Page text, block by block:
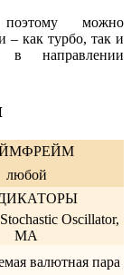
можно
– как турбо, так и
в направлении
любой
Oscillator,
MA
валютная пара